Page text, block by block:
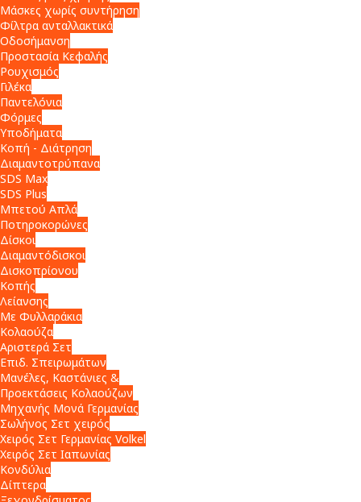
Μάσκες χωρίς συντήρηση
Φίλτρα ανταλλακτικά
Οδοσήμανση
Προστασία Κεφαλής
Ρουχισμός
Γιλέκα
Παντελόνια
Φόρμες
Υποδήματα
Κοπή - Διάτρηση
Διαμαντοτρύπανα
SDS Max
SDS Plus
Μπετού Απλά
Ποτηροκορώνες
Δίσκοι
Διαμαντόδισκοι
Δισκοπρίονου
Κοπής
Λείανσης
Με Φυλλαράκια
Κολαούζα
Αριστερά Σετ
Επιδ. Σπειρωμάτων
Μανέλες, Καστάνιες &
Προεκτάσεις Κολαούζων
Μηχανής Μονά Γερμανίας
Σωλήνος Σετ χειρός
Χειρός Σετ Γερμανίας Volkel
Χειρός Σετ Ιαπωνίας
Κονδύλια
Δίπτερα